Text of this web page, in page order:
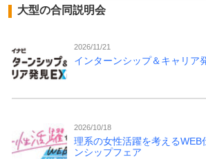
大型の合同説明会
2026/11/21
インターンシップ＆キャリ
2026/10/18
理系の女性活躍を考えるWEB
ンシップフェア